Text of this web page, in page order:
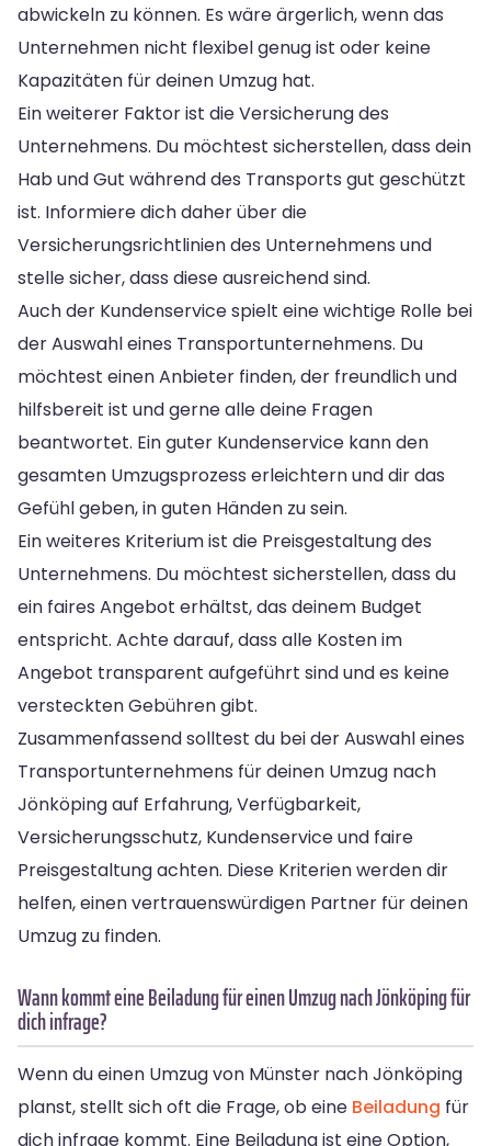
abwickeln zu können. Es wäre ärgerlich, wenn das
Unternehmen nicht flexibel genug ist oder keine
Kapazitäten für deinen Umzug hat.
Ein weiterer Faktor ist die Versicherung des
Unternehmens. Du möchtest sicherstellen, dass dein
Hab und Gut während des Transports gut geschützt
ist. Informiere dich daher über die
Versicherungsrichtlinien des Unternehmens und
stelle sicher, dass diese ausreichend sind.
Auch der Kundenservice spielt eine wichtige Rolle bei
der Auswahl eines Transportunternehmens. Du
möchtest einen Anbieter finden, der freundlich und
hilfsbereit ist und gerne alle deine Fragen
beantwortet. Ein guter Kundenservice kann den
gesamten Umzugsprozess erleichtern und dir das
Gefühl geben, in guten Händen zu sein.
Ein weiteres Kriterium ist die Preisgestaltung des
Unternehmens. Du möchtest sicherstellen, dass du
ein faires Angebot erhältst, das deinem Budget
entspricht. Achte darauf, dass alle Kosten im
Angebot transparent aufgeführt sind und es keine
versteckten Gebühren gibt.
Zusammenfassend solltest du bei der Auswahl eines
Transportunternehmens für deinen Umzug nach
Jönköping auf Erfahrung, Verfügbarkeit,
Versicherungsschutz, Kundenservice und faire
Preisgestaltung achten. Diese Kriterien werden dir
helfen, einen vertrauenswürdigen Partner für deinen
Umzug zu finden.
Wann kommt eine Beiladung für einen Umzug nach Jönköping für
dich infrage?
Wenn du einen Umzug von Münster nach Jönköping
planst, stellt sich oft die Frage, ob eine Beiladung für
dich infrage kommt. Eine Beiladung ist eine Option,